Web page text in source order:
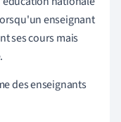
enseignant
ses cours mais
des enseignants